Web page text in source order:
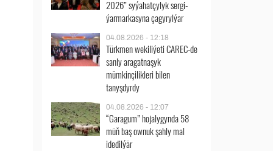
2026” syýahatçylyk sergi-
ýarmarkasyna çagyrylýar
04.08.2026 - 12:18
Türkmen wekiliýeti CAREC-de
sanly aragatnaşyk
mümkinçilikleri bilen
tanyşdyrdy
04.08.2026 - 12:07
“Garagum” hojalygynda 58
müň baş ownuk şahly mal
idedilýär